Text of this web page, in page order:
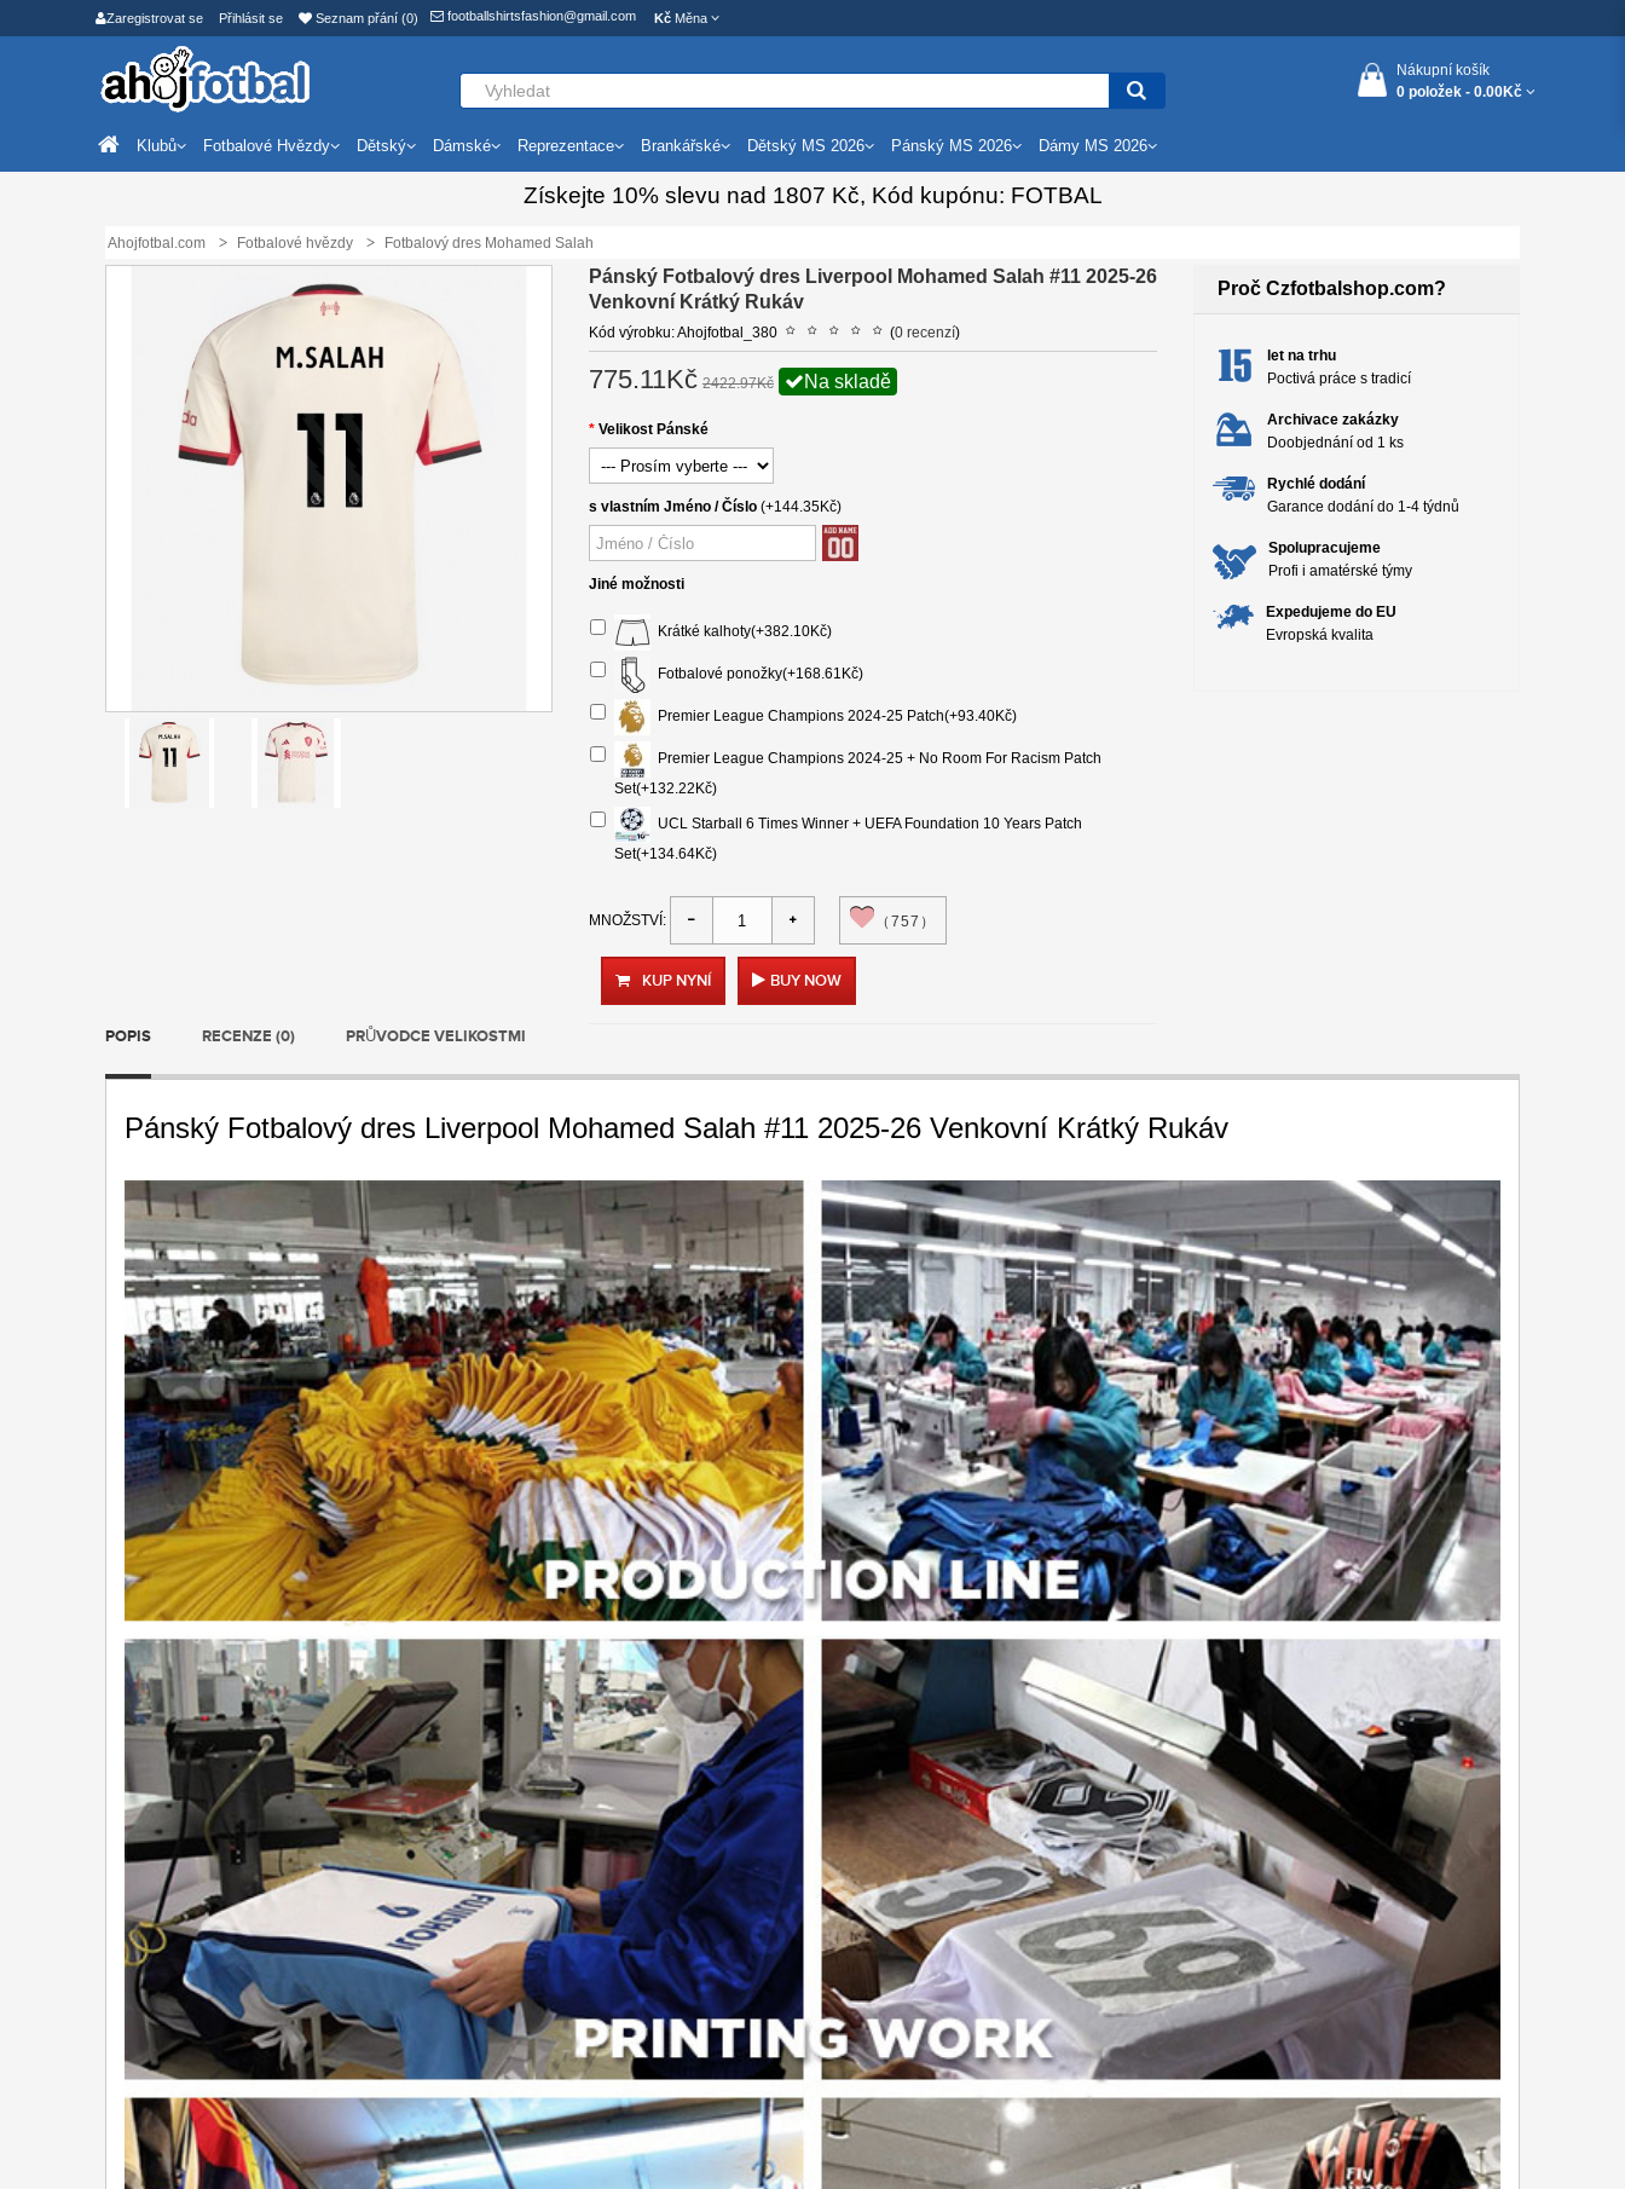
Zaregistrovat se Přihlásit se Seznam přání (0) footballshirtsfashion@gmail.com Kč Měna
Nákupní košík
0 položek - 0.00Kč
Klubů Fotbalové Hvězdy Dětský Dámské Reprezentace Brankářské Dětský MS 2026 Pánský MS 2026 Dámy MS 2026
Získejte 10%slevu nad 1807 Kč, Kód kupónu: FOTBAL
Ahojfotbal.com Fotbalové hvězdy Fotbalový dres Mohamed Salah
Pánský Fotbalový dres Liverpool Mohamed Salah #11 2025-26
Venkovní Krátký Rukáv
Kód výrobku: Ahojfotbal_380 (0 recenzí)
775.11Kč 2422.97Kč Na skladě
Velikost Pánské
s vlastním Jméno / Číslo(+144.35Kč)
Jiné možnosti
Krátké kalhoty(+382.10Kč)
Fotbalové ponožky(+168.61Kč)
Premier League Champions 2024-25 Patch(+93.40Kč)
Premier League Champions 2024-25 + No Room For Racism Patch
Set(+132.22Kč)
UCL Starball 6 Times Winner + UEFA Foundation 10 Years Patch
Set(+134.64Kč)
MNOŽSTVÍ: （757）
KUP NYNÍ BUY NOW
Proč Czfotbalshop.com?
let na trhu
Poctivá práce s tradicí
Archivace zakázky
Doobjednání od 1 ks
Rychlé dodání
Garance dodání do 1-4 týdnů
Spolupracujeme
Profi i amatérské týmy
Expedujeme do EU
Evropská kvalita
POPIS RECENZE (0) PRŮVODCE VELIKOSTMI
Pánský Fotbalový dres Liverpool Mohamed Salah #11 2025-26 Venkovní Krátký Rukáv